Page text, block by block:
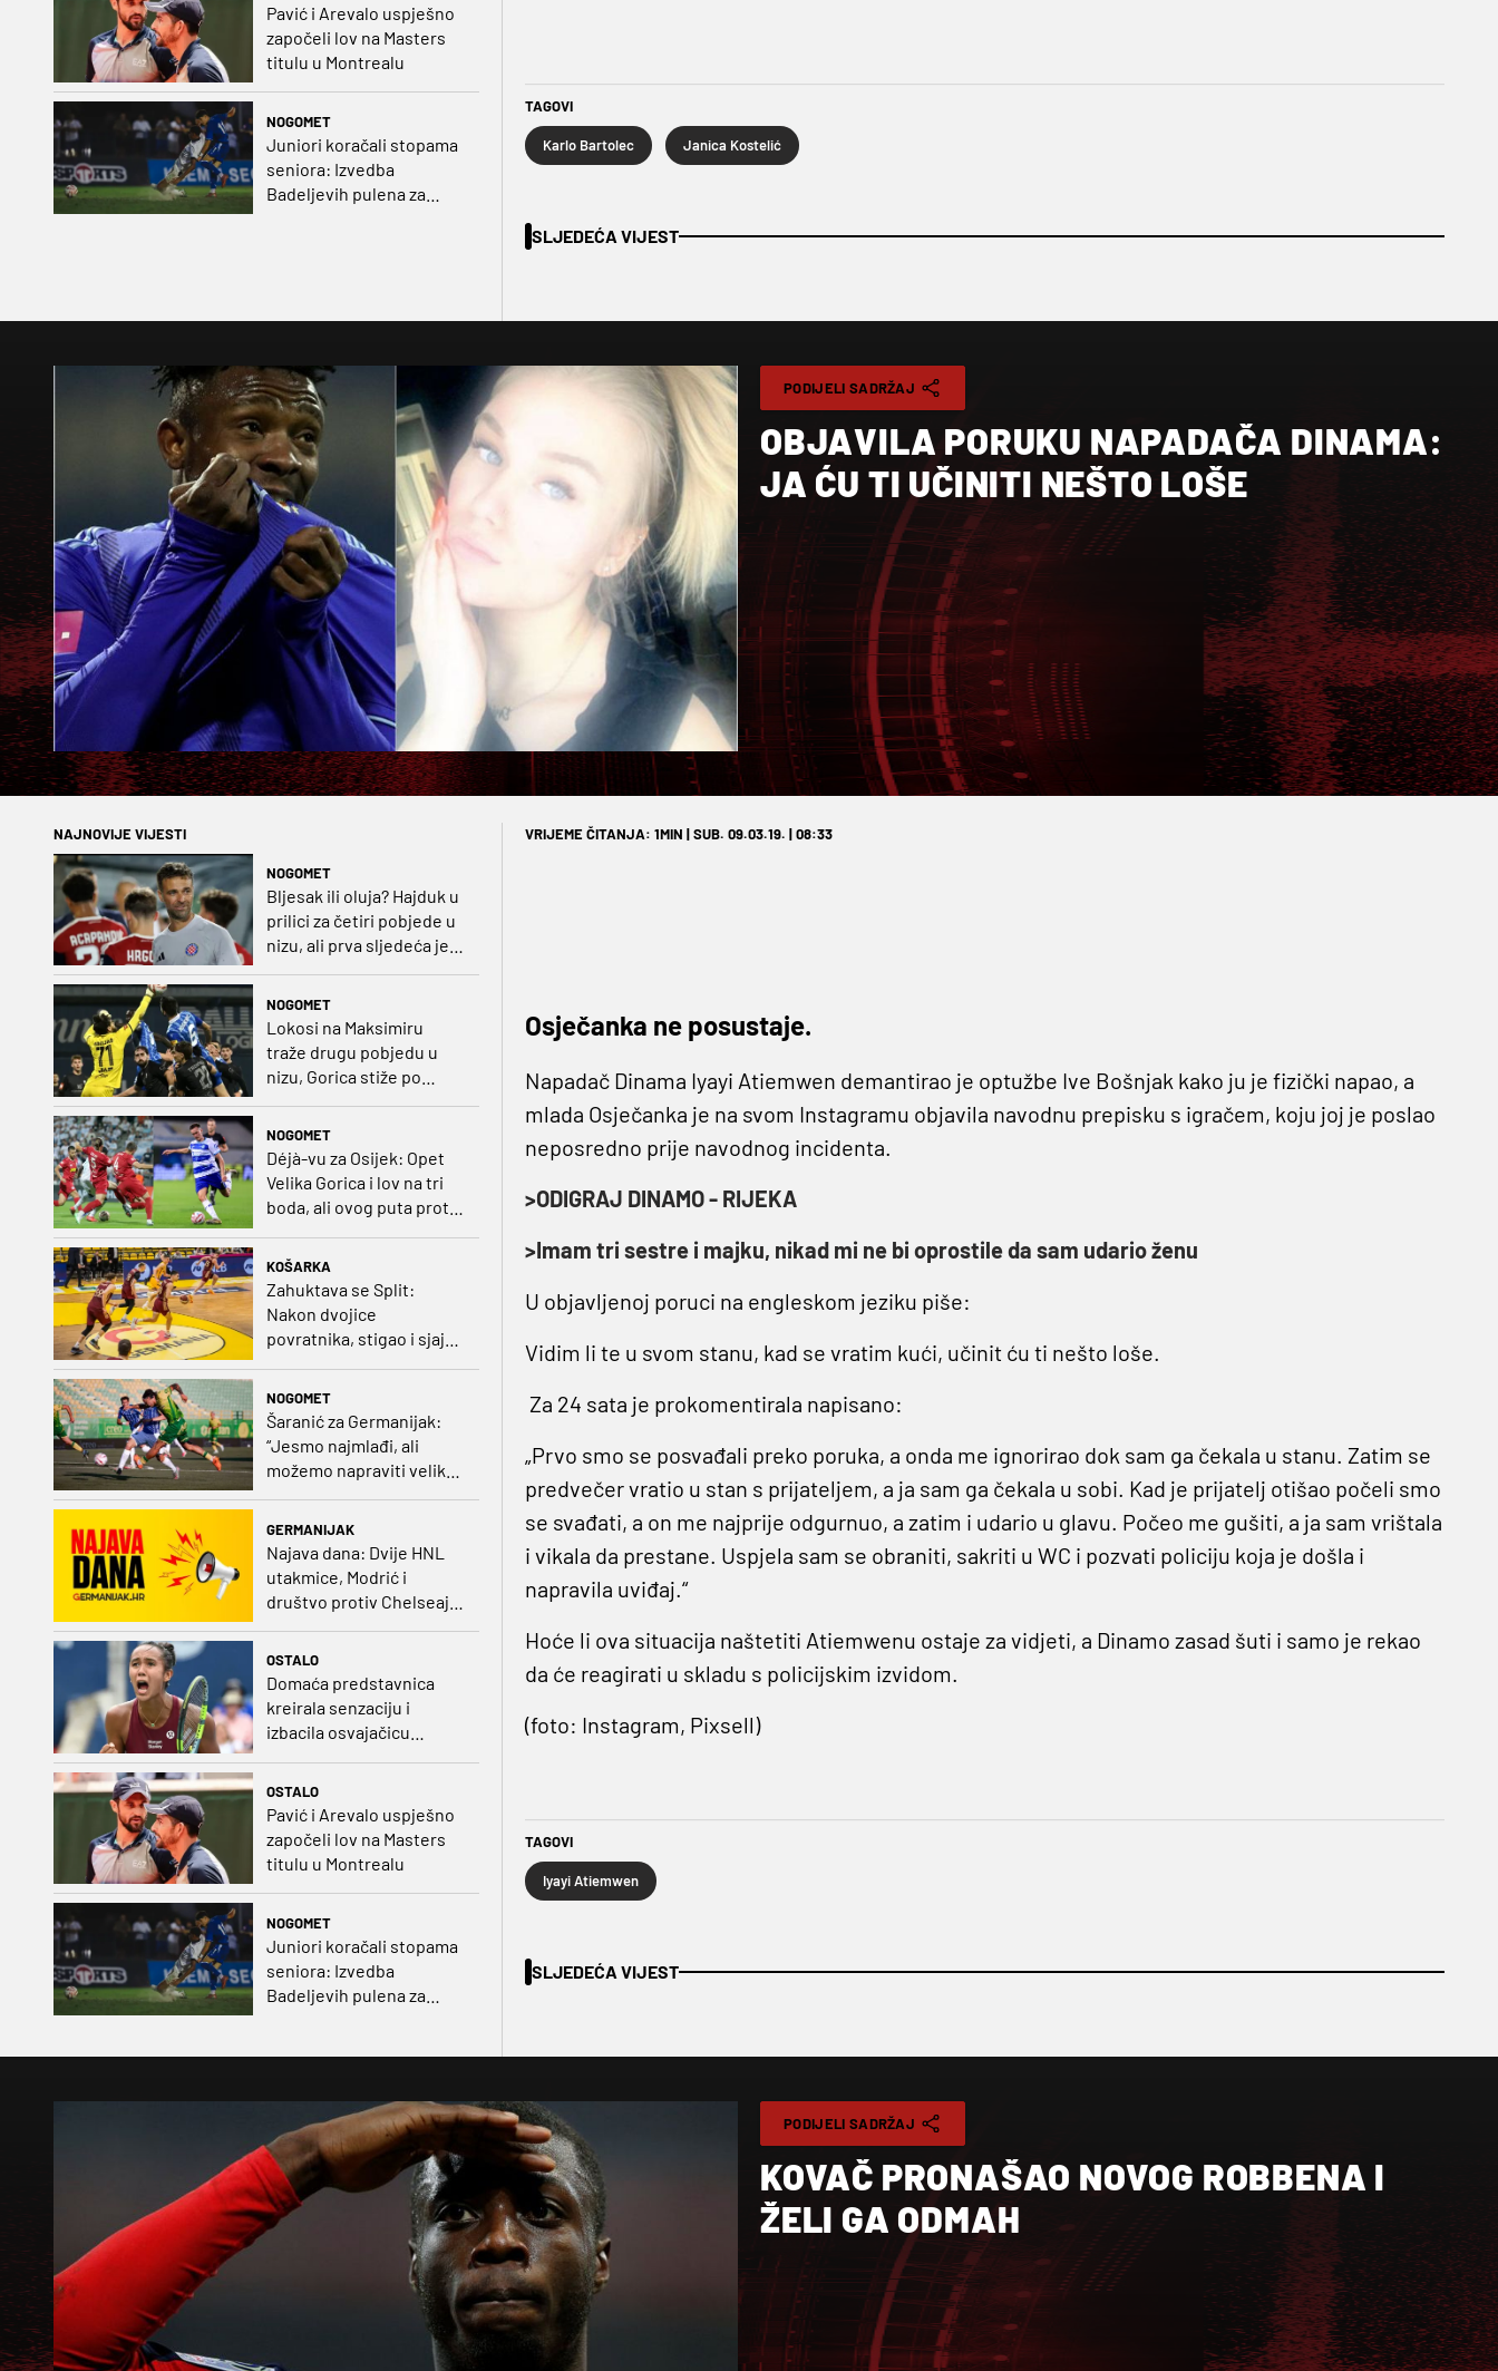
Pavić i Arevalo uspješno
započeli lov na Masters
titulu u Montrealu
NOGOMET
Juniori koračali stopama
seniora: Izvedba
Badeljevih pulena za
TAGOVI
Karlo Bartolec Janica Kostelić
SLJEDEĆA VIJEST
PODIJELI SADRŽAJ
OBJAVILA PORUKU NAPADAČA DINAMA:
JA ĆU TI UČINITI NEŠTO LOŠE
NAJNOVIJE VIJESTI
NOGOMET
Bljesak ili oluja? Hajduk u
prilici za četiri pobjede u
nizu, ali prva sljedeća je
najvažnija
NOGOMET
Lokosi na Maksimiru
traže drugu pobjedu u
nizu, Gorica stiže po
NOGOMET
Déjà-vu za Osijek: Opet
Velika Gorica i lov na tri
boda, ali ovog puta protiv
KOŠARKA
Zahuktava se Split:
Nakon dvojice
povratnika, stigao i sjajni
NOGOMET
Šaranić za Germanijak:
“Jesmo najmlađi, ali
možemo napraviti velike
stvari. Dinamo? Bez njega
sam danas“
GERMANIJAK
Najava dana: Dvije HNL
utakmice, Modrić i
društvo protiv Chelseaja,
OSTALO
Domaća predstavnica
kreirala senzaciju i
izbacila osvajačicu
OSTALO
Pavić i Arevalo uspješno
započeli lov na Masters
titulu u Montrealu
NOGOMET
Juniori koračali stopama
seniora: Izvedba
Badeljevih pulena za
VRIJEME ČITANJA: 1MIN | SUB. 09.03.19. | 08:33
Osječanka ne posustaje.
Napadač Dinama Iyayi Atiemwen demantirao je optužbe Ive Bošnjak kako ju je fizički napao, a
mlada Osječanka je na svom Instagramu objavila navodnu prepisku s igračem, koju joj je poslao
neposredno prije navodnog incidenta.
>ODIGRAJ DINAMO - RIJEKA
>Imam tri sestre i majku, nikad mi ne bi oprostile da sam udario ženu
U objavljenoj poruci na engleskom jeziku piše:
Vidim li te u svom stanu, kad se vratim kući, učinit ću ti nešto loše.
Za 24 sata je prokomentirala napisano:
„Prvo smo se posvađali preko poruka, a onda me ignorirao dok sam ga čekala u stanu. Zatim se
predvečer vratio u stan s prijateljem, a ja sam ga čekala u sobi. Kad je prijatelj otišao počeli smo
se svađati, a on me najprije odgurnuo, a zatim i udario u glavu. Počeo me gušiti, a ja sam vrištala
i vikala da prestane. Uspjela sam se obraniti, sakriti u WC i pozvati policiju koja je došla i
napravila uviđaj.“
Hoće li ova situacija naštetiti Atiemwenu ostaje za vidjeti, a Dinamo zasad šuti i samo je rekao
da će reagirati u skladu s policijskim izvidom.
(foto: Instagram, Pixsell)
TAGOVI
Iyayi Atiemwen
SLJEDEĆA VIJEST
PODIJELI SADRŽAJ
KOVAČ PRONAŠAO NOVOG ROBBENA I
ŽELI GA ODMAH